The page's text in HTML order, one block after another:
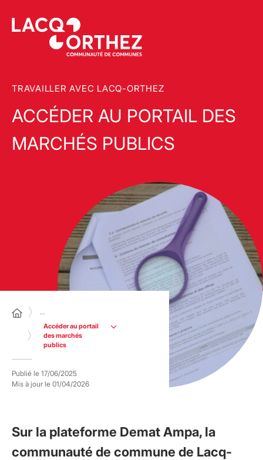
TRAVAILLER AVEC LACQ-ORTHEZ
ACCÉDER AU PORTAIL DES
MARCHÉS PUBLICS
…
Accéder au portail
des marchés
publics
Publié le 17/06/2025
Mis à jour le 01/04/2026
Sur la plateforme Demat Ampa, la
communauté de commune de Lacq-